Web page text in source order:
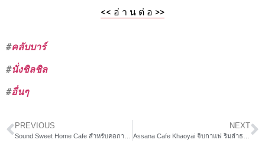
<< อ่ า น ต่ อ >>
#คลับบาร์
#นั่งชิลชิล
#อื่นๆ
PREVIOUS NEXT